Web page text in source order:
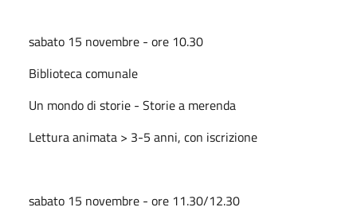
sabato 15 novembre - ore 10.30
Biblioteca comunale
Un mondo di storie - Storie a merenda
Lettura animata > 3-5 anni, con iscrizione
sabato 15 novembre - ore 11.30/12.30